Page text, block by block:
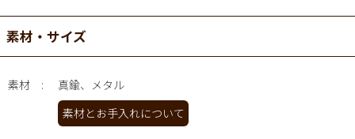
素材・サイズ
素材
真鍮、メタル
素材とお手入れについて